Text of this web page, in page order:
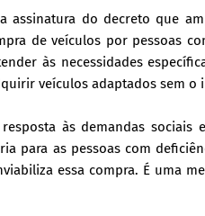
assinatura do decreto que
de veículos por pessoas
às necessidades
veículos adaptados sem
às demandas
para as pessoas com
essa compra. É uma